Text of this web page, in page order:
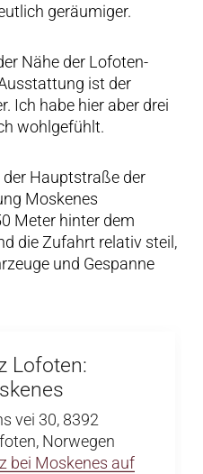
geräumiger.
Nähe der Lofoten-
ist der
Ich habe hier aber drei
wohlgefühlt.
Hauptstraße der
Moskenes
Meter hinter dem
die Zufahrt relativ steil,
und Gespanne
Lofoten:
vei 30, 8392
Norwegen
bei Moskenes auf